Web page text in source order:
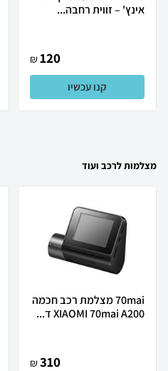
אינץ' – זווית רחבה...
120
₪
קנו עכשיו
מצלמות לרכב ועוד
70mai מצלמת רכב חכמה
XIAOMI 70mai A200 ד...
310
₪